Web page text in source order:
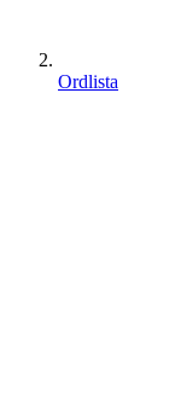
Ordlista